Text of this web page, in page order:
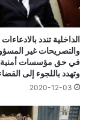
الداخلية تندد
والتصريحات غير
في حق مؤسسات أمنية
وتهدد باللجوء إلى
2020-12-03